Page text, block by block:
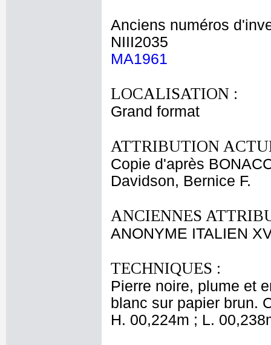
Anciens numéros
NIII2035
MA1961
LOCALISATION :
Grand format
ATTRIBUTION
Copie d'après
Davidson, Bernice F.
ANCIENNES
ANONYME ITALIEN
TECHNIQUES :
Pierre noire, plume et
blanc sur papier brun.
H. 00,224m ; L.